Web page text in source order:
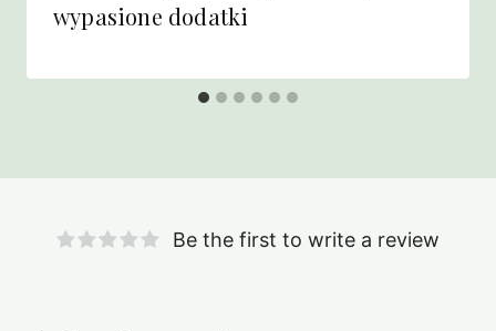
wypasione dodatki
Be the first to write a review